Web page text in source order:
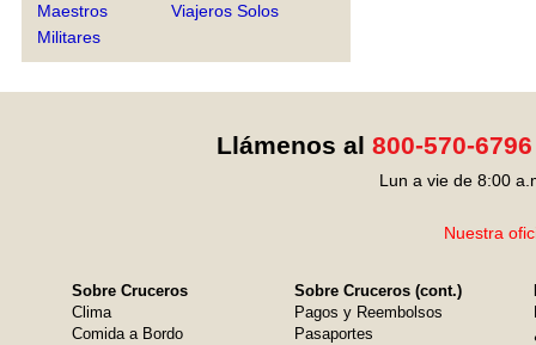
Maestros
Militares
Viajeros Solos
Llámenos al 800-570-6796
Lun a vie de 8:00
Nuestra
Sobre Cruceros
Clima
Comida a Bordo
Sobre Cruceros (cont.)
Pagos y Reembolsos
Pasaportes